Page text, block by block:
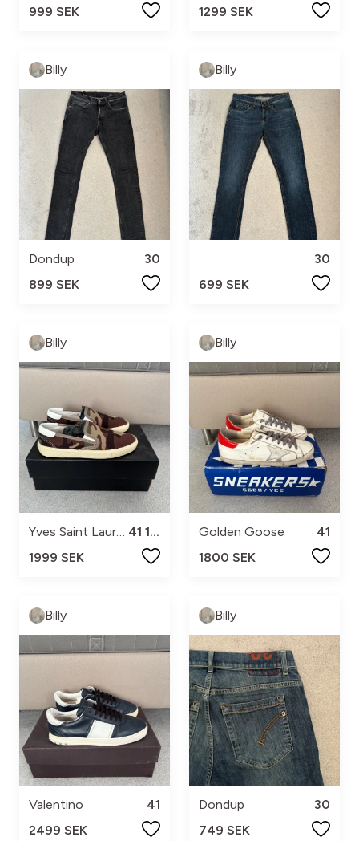
999 SEK 1299 SEK
Billy
Dondup
30
899 SEK
Billy
30
699 SEK
Billy
Yves Saint Laurent
41 1/2
1999 SEK
Billy
Golden Goose
41
1800 SEK
Billy
Valentino
41
2499 SEK
Billy
Dondup
30
749 SEK